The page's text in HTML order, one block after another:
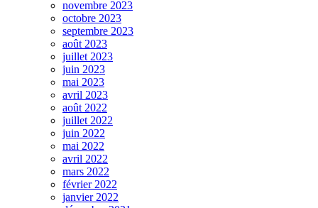
novembre 2023
octobre 2023
septembre 2023
août 2023
juillet 2023
juin 2023
mai 2023
avril 2023
août 2022
juillet 2022
juin 2022
mai 2022
avril 2022
mars 2022
février 2022
janvier 2022